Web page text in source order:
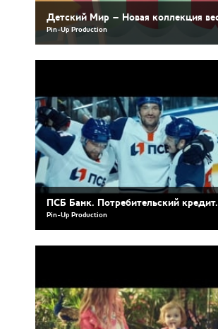
Детский Мир – Новая коллекция
Pin-Up Production
ПСБ Банк. Потребительский кредит.
Pin-Up Production